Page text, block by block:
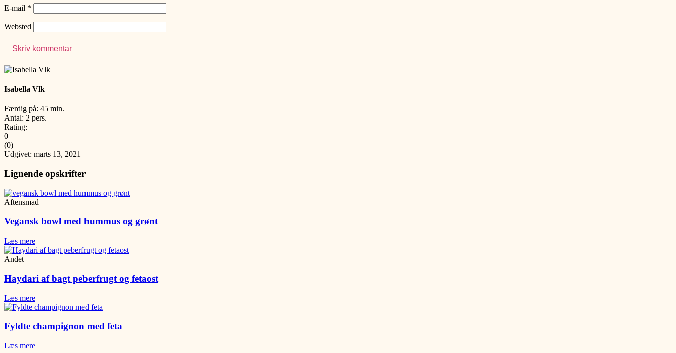
E-mail *
Websted
Isabella Vlk
Færdig på: 45 min.
Antal: 2 pers.
Rating:
0
(0)
Udgivet: marts 13, 2021
Lignende opskrifter
Aftensmad
Vegansk bowl med hummus og grønt
Læs mere
Andet
Haydari af bagt peberfrugt og fetaost
Læs mere
Fyldte champignon med feta
Læs mere